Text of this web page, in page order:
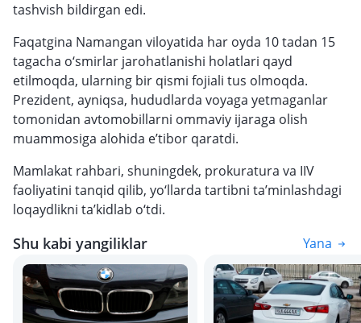
tashvish bildirgan edi.
Faqatgina Namangan viloyatida har oyda 10 tadan 15
tagacha o‘smirlar jarohatlanishi holatlari qayd
etilmoqda, ularning bir qismi fojiali tus olmoqda.
Prezident, ayniqsa, hududlarda voyaga yetmaganlar
tomonidan avtomobillarni ommaviy ijaraga olish
muammosiga alohida e’tibor qaratdi.
Mamlakat rahbari, shuningdek, prokuratura va IIV
faoliyatini tanqid qilib, yo‘llarda tartibni ta’minlashdagi
loqaydlikni ta’kidlab o‘tdi.
Shu kabi yangiliklar Yana